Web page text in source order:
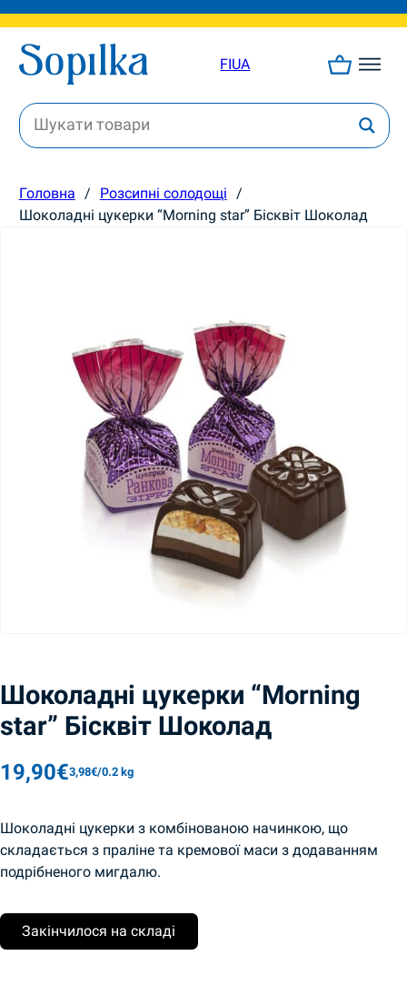
FIUA
Головна / Розсипні солодощі /
Шоколадні цукерки “Morning star” Бісквіт Шоколад
Шоколадні цукерки “Morning
star” Бісквіт Шоколад
19,90€3,98€/0.2 kg
Шоколадні цукерки з комбінованою начинкою, що
складається з праліне та кремової маси з додаванням
подрібненого мигдалю.
Закінчилося на складі